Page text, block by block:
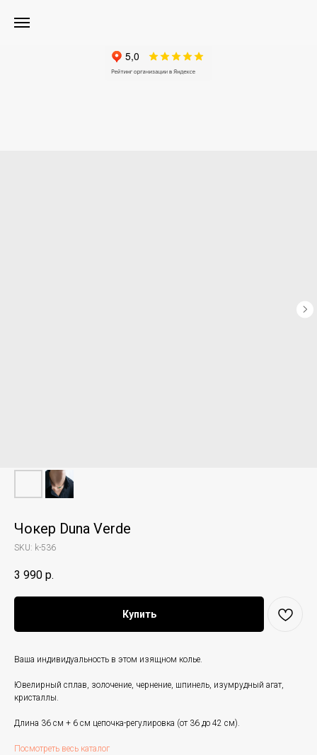
Чокер Duna Verde
SKU: k-536
3 990 р.
Купить
Ваша индивидуальность в этом изящном колье.
Ювелирный сплав, золочение, чернение, шпинель, изумрудный агат,
кристаллы.
Длина 36 см + 6 см цепочка-регулировка (от 36 до 42 см).
Посмотреть весь каталог